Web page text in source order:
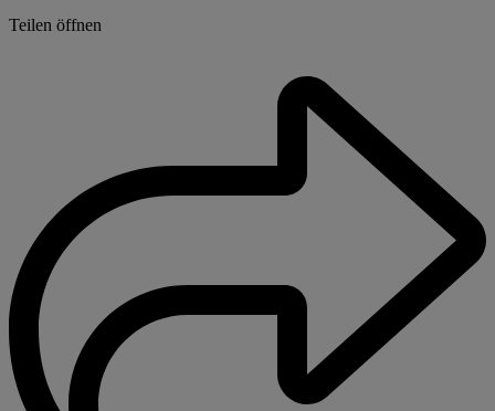
Teilen öffnen